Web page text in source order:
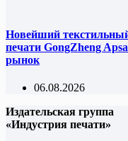
Новейший
печати GongZheng
рынок
06.08.2026
Издательская группа
«Индустрия печати»